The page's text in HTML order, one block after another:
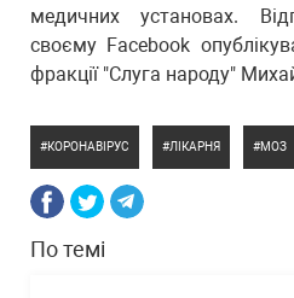
медичних установах.
своєму Facebook
фракції "Слуга народу"
КОРОНАВІРУС ЛІКАРНЯ МОЗ
По темі